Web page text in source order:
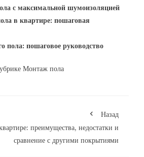
с максимальной шумоизоляцией
в квартире: пошаговая
пола: пошаговое руководство
Монтаж пола
Назад
преимущества, недостатки и
сравнение с другими покрытиями